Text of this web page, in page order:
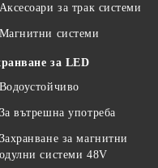
Аксесоари за трак системи
Магнитни системи
за LED
Водоустойчиво
За вътрешна употреба
Захранване за магнитни
системи 48V